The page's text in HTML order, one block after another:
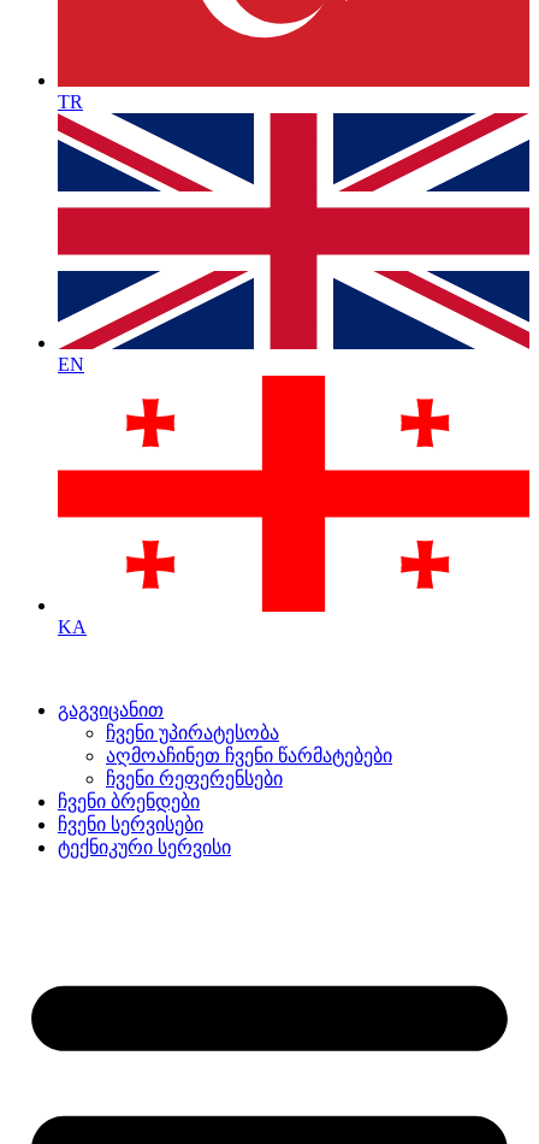
TR
EN
KA
გაგვიცანით
ჩვენი უპირატესობა
აღმოაჩინეთ ჩვენი წარმატებები
ჩვენი რეფერენსები
ჩვენი ბრენდები
ჩვენი სერვისები
ტექნიკური სერვისი